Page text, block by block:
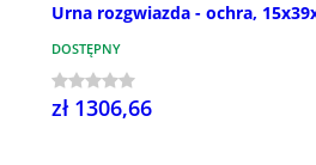
Urna rozgwiazda - ochra,
DOSTĘPNY
zł 1306,66